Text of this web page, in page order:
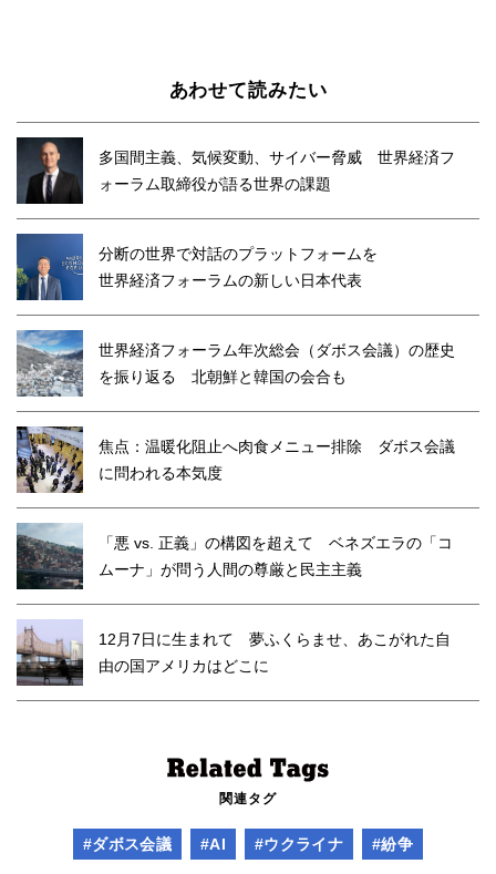
あわせて読みたい
多国間主義、気候変動、サイバー脅威 世界経済フ
ォーラム取締役が語る世界の課題
分断の世界で対話のプラットフォームを
世界経済フォーラムの新しい日本代表
世界経済フォーラム年次総会（ダボス会議）の歴史
を振り返る 北朝鮮と韓国の会合も
焦点：温暖化阻止へ肉食メニュー排除 ダボス会議
に問われる本気度
「悪 vs. 正義」の構図を超えて ベネズエラの「コ
ムーナ」が問う人間の尊厳と民主主義
12月7日に生まれて 夢ふくらませ、あこがれた自
由の国アメリカはどこに
関連タグ
#ダボス会議 #AI #ウクライナ #紛争